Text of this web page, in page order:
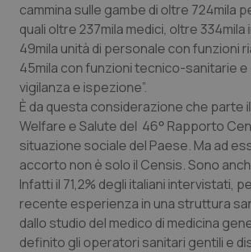
Calabria
Campania
Emilia-Romagna
Friuli Venezia Giulia
Lazio
Liguria
Asma & BPCO
Car-T
Colesterolo & coronaropatie
Dermatite Atopica
Diabete & glucometri
Disturbi dell’umore
cammina sulle gambe di oltre 724mila
quali oltre 237mila medici, oltre 334mila
49mila unità di personale con funzioni
45mila con funzioni tecnico-sanitarie e
vigilanza e ispezione”.
È da questa considerazione che parte
Welfare e Salute del 46° Rapporto
situazione sociale del Paese. Ma ad
accorto non è solo il Censis. Sono
Infatti il 71,2% degli italiani intervistati,
recente esperienza in una struttura
dallo studio del medico di medicina
definito gli operatori sanitari gentili e